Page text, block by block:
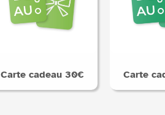
Carte cadeau 30€ Carte